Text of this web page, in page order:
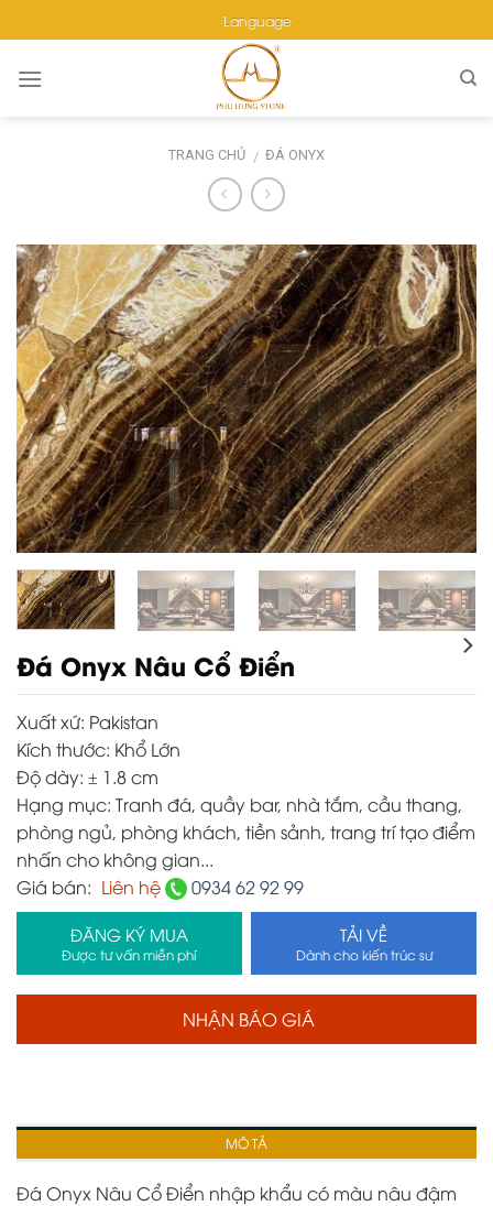
to
content
TRANG CHỦ / ĐÁ ONYX
Đá Onyx Nâu Cổ Điển
Xuất xứ: Pakistan
Kích thước: Khổ Lớn
Độ dày: ± 1.8 cm
Hạng mục: Tranh đá, quầy bar, nhà tắm, cầu thang,
phòng ngủ, phòng khách, tiền sảnh, trang trí tạo điểm
nhấn cho không gian...
Giá bán: Liên hệ 0934 62 92 99
ĐĂNG KÝ MUA
Được tư vấn miễn phí
TẢI VỀ
Dành cho kiến trúc sư
NHẬN BÁO GIÁ
MÔ TẢ
Đá Onyx Nâu Cổ Điển nhập khẩu có màu nâu đậm
Language